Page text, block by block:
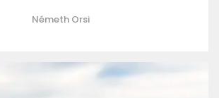
Németh Orsi